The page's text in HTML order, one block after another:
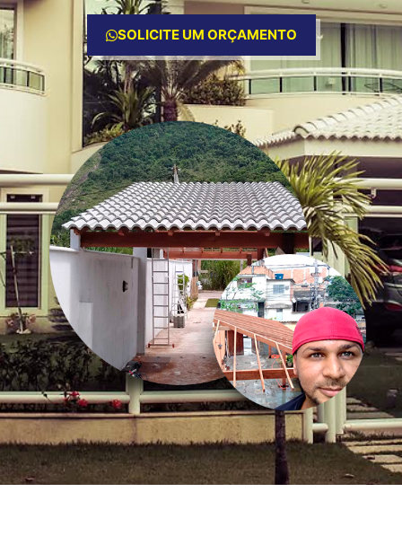
SOLICITE UM ORÇAMENTO